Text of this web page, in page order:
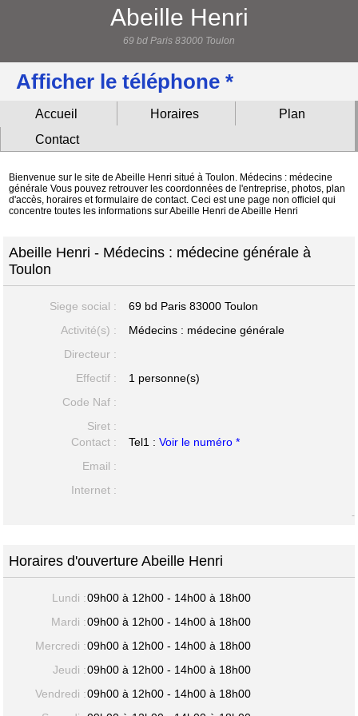
Abeille Henri
69 bd Paris 83000 Toulon
Afficher le téléphone *
Accueil Horaires
Plan
Contact
Bienvenue sur le site de Abeille Henri situé à Toulon. Médecins : médecine
générale Vous pouvez retrouver les coordonnées de l'entreprise, photos, plan
d'accès, horaires et formulaire de contact. Ceci est une page non officiel qui
concentre toutes les informations sur Abeille Henri de Abeille Henri
Abeille Henri - Médecins : médecine générale à
Toulon
Siege social : 69 bd Paris83000 Toulon
Activité(s) :
Médecins : médecine générale
Directeur :
Effectif :
1 personne(s)
Code Naf :
Siret :
Contact :
Tel1 :Voir le numéro *
Email :
Internet :
-
Horaires d'ouverture Abeille Henri
Lundi :09h00 à 12h00 - 14h00 à 18h00
Mardi :09h00 à 12h00 - 14h00 à 18h00
Mercredi :09h00 à 12h00 - 14h00 à 18h00
Jeudi :09h00 à 12h00 - 14h00 à 18h00
Vendredi :09h00 à 12h00 - 14h00 à 18h00